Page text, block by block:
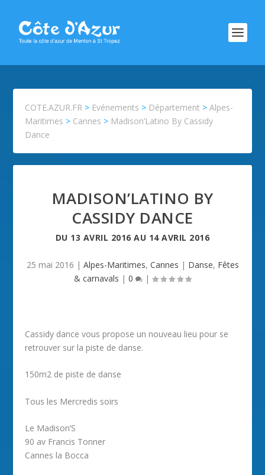
COTE.AZUR.FR > Evénements > Département >Alpes-
Maritimes > Cannes > Madison’Latino By Cassidy
Dance
MADISON’LATINO BY
CASSIDY DANCE
DU 13 AVRIL 2016 AU 14 AVRIL 2016
25 mai 2016 | Alpes-Maritimes, Cannes | Danse, Fêtes
& carnavals | 0 |
Cassidy dance vous propose un nouveau lieu pour se
retrouver sur la piste de danse.
150m2 de piste de danse
Tous les Mercredis soirs
Le Madison’S
90 av Francis Tonner
Cannes la Bocca